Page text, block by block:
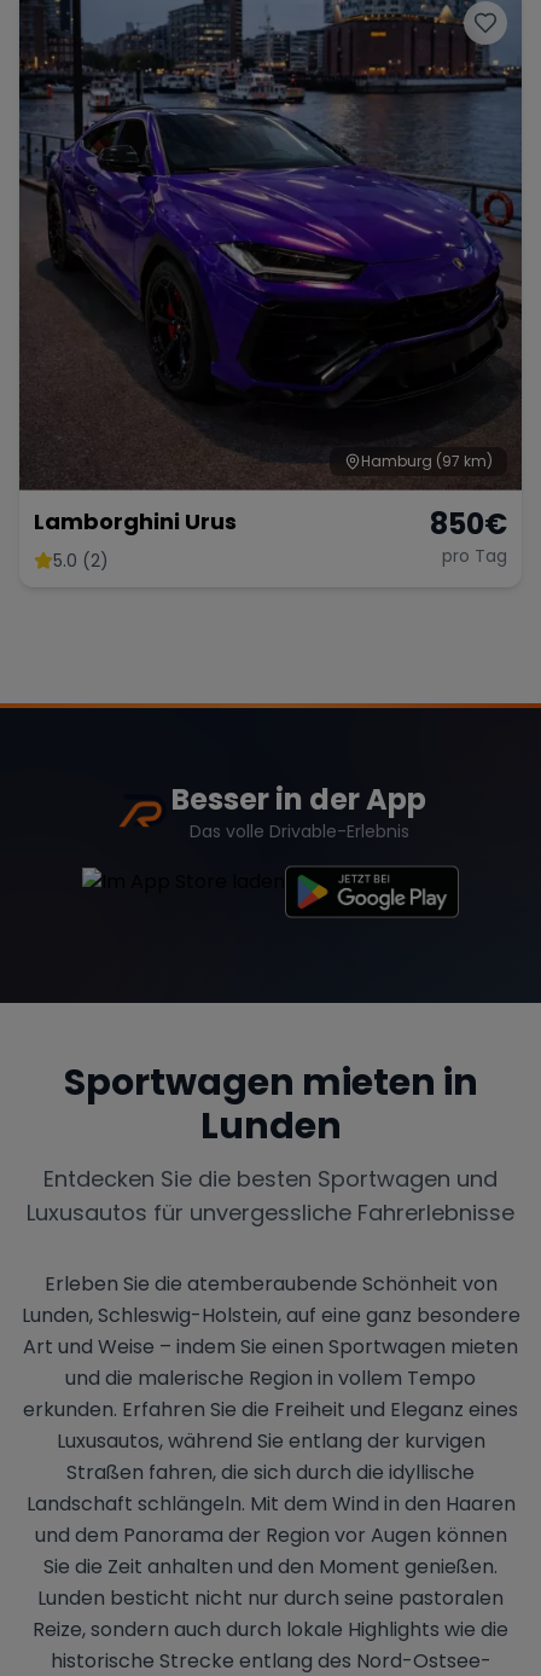
Hamburg (97 km)
Lamborghini Urus
5.0 (2)
850€
pro Tag
Besser in der App
Das volle Drivable-Erlebnis
Sportwagen mieten in
Lunden
Entdecken Sie die besten Sportwagen und
Luxusautos für unvergessliche Fahrerlebnisse
Erleben Sie die atemberaubende Schönheit von
Lunden, Schleswig-Holstein, auf eine ganz besondere
Art und Weise – indem Sie einen Sportwagen mieten
und die malerische Region in vollem Tempo
erkunden. Erfahren Sie die Freiheit und Eleganz eines
Luxusautos, während Sie entlang der kurvigen
Straßen fahren, die sich durch die idyllische
Landschaft schlängeln. Mit dem Wind in den Haaren
und dem Panorama der Region vor Augen können
Sie die Zeit anhalten und den Moment genießen.
Lunden besticht nicht nur durch seine pastoralen
Reize, sondern auch durch lokale Highlights wie die
historische Strecke entlang des Nord-Ostsee-